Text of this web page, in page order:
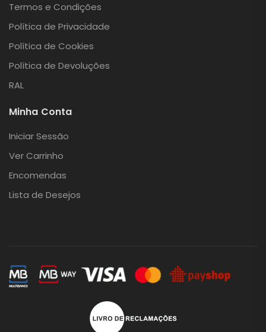
Termos e Condições
Política de Privacidade
Política de Cookies
Política de Devoluções
RAL
Minha Conta
Iniciar Sessão
Ver Carrinho
Encomendas
Lista de Desejos